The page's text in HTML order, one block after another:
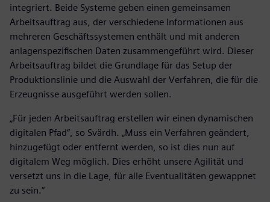
integriert. Beide Systeme geben einen gemeinsamen
Arbeitsauftrag aus, der verschiedene Informationen aus
mehreren Geschäftssystemen enthält und mit anderen
anlagenspezifischen Daten zusammengeführt wird. Dieser
Arbeitsauftrag bildet die Grundlage für das Setup der
Produktionslinie und die Auswahl der Verfahren, die für die
Erzeugnisse ausgeführt werden sollen.
„Für jeden Arbeitsauftrag erstellen wir einen dynamischen
digitalen Pfad“, so Svärdh. „Muss ein Verfahren geändert,
hinzugefügt oder entfernt werden, so ist dies nun auf
digitalem Weg möglich. Dies erhöht unsere Agilität und
versetzt uns in die Lage, für alle Eventualitäten gewappnet
zu sein.“